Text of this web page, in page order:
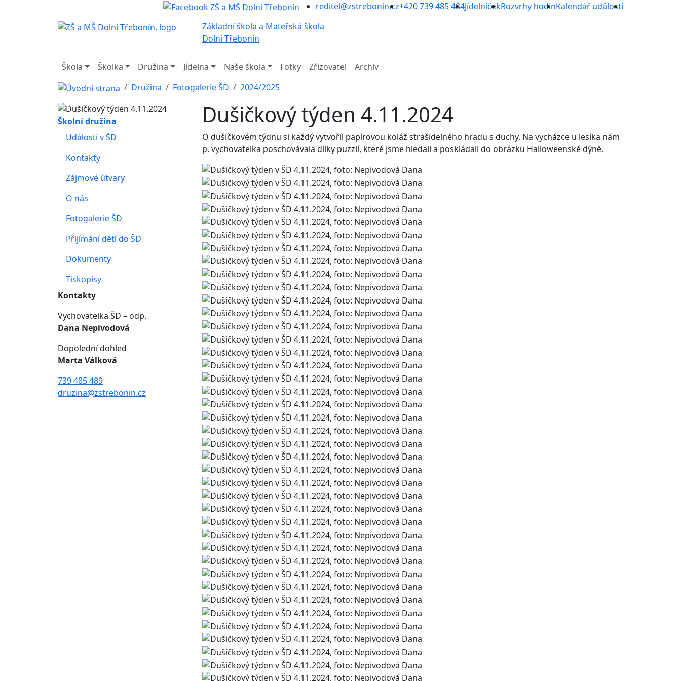
reditel@zstrebonin.cz+420 739 485 484JídelníčekRozvrhy hodinKalendář událostí
Základní škola a Mateřská škola
Dolní Třebonín
Škola Školka Družina Jídelna Naše škola Fotky Zřizovatel
Archiv
Družina
Fotogalerie ŠD 2024/2025
Dušičkový týden 4.11.2024
O dušičkovém týdnu si každý vytvořil papírovou koláž strašidelného hradu s duchy. Na vycházce u lesíka nám
p. vychovatelka poschovávala dílky puzzlí, které jsme hledali a poskládali do obrázku Halloweenské dýně.
Školní družina
Události v ŠD
Kontakty
Zájmové útvary
O nás
Fotogalerie ŠD
Přijímání dětí do ŠD
Dokumenty
Tiskopisy
Kontakty
Vychovatelka ŠD – odp.
Dana Nepivodová
Dopolední dohled
Marta Válková
739 485 489
druzina@zstrebonin.cz